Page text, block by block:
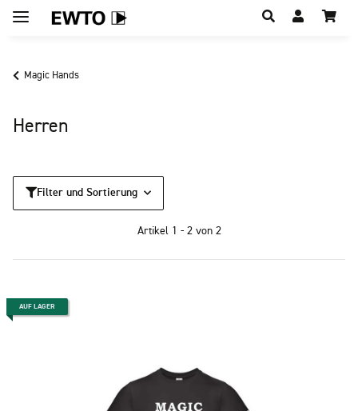
Magic Hands
Herren
Filter und Sortierung
Artikel 1 - 2 von 2
AUF LAGER